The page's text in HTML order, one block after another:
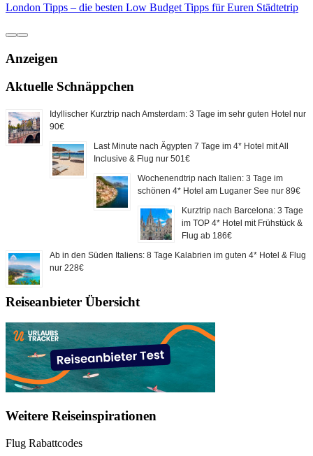
London Tipps – die besten Low Budget Tipps für Euren Städtetrip
Anzeigen
Aktuelle Schnäppchen
Idyllischer Kurztrip nach Amsterdam: 3 Tage im sehr guten Hotel nur
90€
Last Minute nach Ägypten 7 Tage im 4* Hotel mit All
Inclusive & Flug nur 501€
Wochenendtrip nach Italien: 3 Tage im
schönen 4* Hotel am Luganer See nur 89€
Kurztrip nach Barcelona: 3 Tage
im TOP 4* Hotel mit Frühstück &
Flug ab 186€
Ab in den Süden Italiens: 8 Tage Kalabrien im guten 4* Hotel & Flug
nur 228€
Reiseanbieter Übersicht
Weitere Reiseinspirationen
Flug Rabattcodes